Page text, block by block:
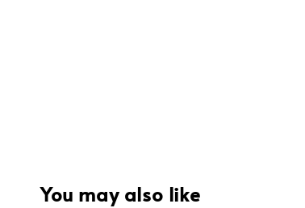
You may also like